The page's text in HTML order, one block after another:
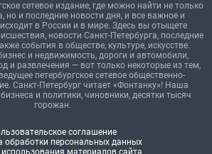
сетевое издание, где можно найти не только
но и последние новости дня, и все важное и
в России и в мире. Здесь вы отыщете
новости Санкт-Петербурга, последние
события в обществе, культуре, искусстве.
и недвижимость, дороги и автомобили,
и развлечения — вот только некоторые из тем,
петербургское сетевое общественно-
Санкт-Петербург читает «Фонтанку»! Наша
и политики, чиновники, десятки тысяч
горожан.
соглашение
обработки персональных данных
материалов сайта